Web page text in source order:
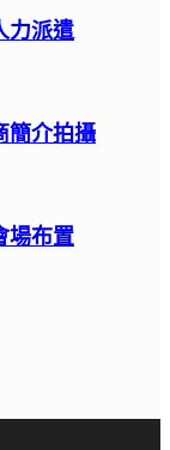
力派遣
簡介拍攝
場布置